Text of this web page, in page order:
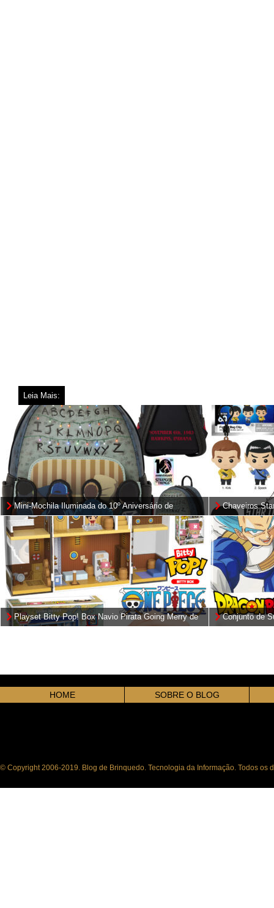
Leia Mais:
Mini-Mochila Iluminada do 10º Aniversário de
Stranger Things
Chaveiros
Clips
Playset Bitty Pop! Box Navio Pirata Going Merry de
One Piece
Conjunto de
Vegeta
HOME SOBRE O BLOG
© Copyright 2006-2019. Blog de Brinquedo. Tecnologia da Informação. Todos os